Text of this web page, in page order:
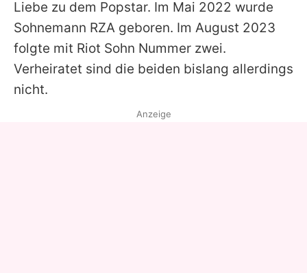
Liebe zu dem Popstar. Im Mai 2022 wurde
Sohnemann RZA geboren. Im August 2023
folgte mit Riot Sohn Nummer zwei.
Verheiratet sind die beiden bislang allerdings
nicht.
Anzeige